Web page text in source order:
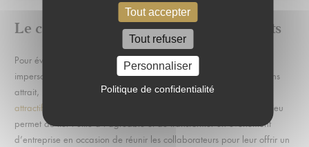
Tout accepter
Tout refuser
Personnaliser
Politique de confidentialité
Le choix d’espaces atypiques et innovants
Pour éviter d’organiser un énième séminaire dans une salle
impersonnelle sans charme située dans une périphérie urbaine sans
attrait, il est aussi possible dechoisir un lieu de réunion de travail
attractif qui ajoutera du charme à un séminaire. Le choix du bon lieu
permet de lier l’utile à l’agréable et de transformer un événement
d’entreprise en occasion de réunir les collaborateurs pour leur offrir un